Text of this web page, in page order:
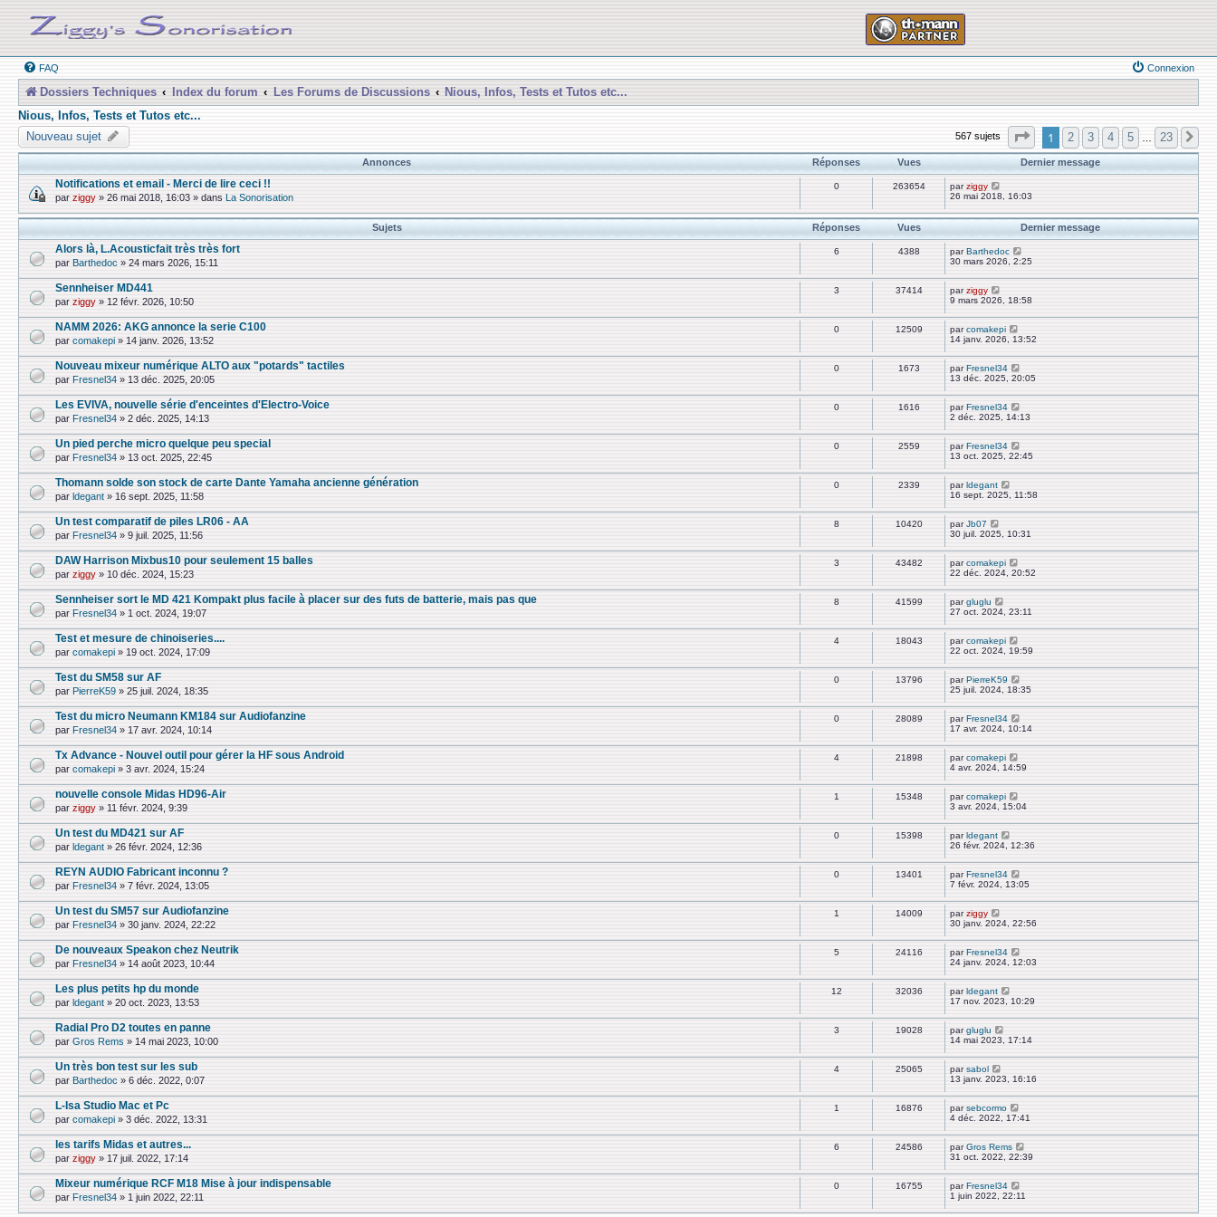
FAQ Connexion
Dossiers Techniques Index du forum Les Forums de Discussions
Nious, Infos, Tests et Tutos etc...
Nious, Infos, Tests et Tutos etc...
Nouveau sujet
567 sujets Page sur23
1 2 3 4 5 23
Annonces Réponses Vues Dernier message
Notifications et email - Merci de lire ceci !!
par ziggy » 26 mai 2018, 16:03 » dans La Sonorisation
0 263654 parziggy
26 mai 2018, 16:03
Sujets Réponses Vues Dernier message
Alors là, L.Acousticfait très très fort
par Barthedoc » 24 mars 2026, 15:11
6 4388 parBarthedoc
30 mars 2026, 2:25
Sennheiser MD441
par ziggy » 12 févr. 2026, 10:50
3 37414 parziggy
9 mars 2026, 18:58
NAMM 2026: AKG annonce la serie C100
par comakepi » 14 janv. 2026, 13:52
0 12509 parcomakepi
14 janv. 2026, 13:52
Nouveau mixeur numérique ALTO aux "potards" tactiles
par Fresnel34 » 13 déc. 2025, 20:05
0 1673 parFresnel34
13 déc. 2025, 20:05
Les EVIVA, nouvelle série d'enceintes d'Electro-Voice
par Fresnel34 » 2 déc. 2025, 14:13
0 1616 parFresnel34
2 déc. 2025, 14:13
Un pied perche micro quelque peu special
par Fresnel34 » 13 oct. 2025, 22:45
0 2559 parFresnel34
13 oct. 2025, 22:45
Thomann solde son stock de carte Dante Yamaha ancienne génération
par ldegant » 16 sept. 2025, 11:58
0 2339 parldegant
16 sept. 2025, 11:58
Un test comparatif de piles LR06 - AA
par Fresnel34 » 9 juil. 2025, 11:56
8 10420 parJb07
30 juil. 2025, 10:31
DAW Harrison Mixbus10 pour seulement 15 balles
par ziggy » 10 déc. 2024, 15:23
3 43482 parcomakepi
22 déc. 2024, 20:52
Sennheiser sort le MD 421 Kompakt plus facile à placer sur des futs de batterie, mais pas que
par Fresnel34 » 1 oct. 2024, 19:07
8 41599 pargluglu
27 oct. 2024, 23:11
Test et mesure de chinoiseries....
par comakepi » 19 oct. 2024, 17:09
4 18043 parcomakepi
22 oct. 2024, 19:59
Test du SM58 sur AF
par PierreK59 » 25 juil. 2024, 18:35
0 13796 parPierreK59
25 juil. 2024, 18:35
Test du micro Neumann KM184 sur Audiofanzine
par Fresnel34 » 17 avr. 2024, 10:14
0 28089 parFresnel34
17 avr. 2024, 10:14
Tx Advance - Nouvel outil pour gérer la HF sous Android
par comakepi » 3 avr. 2024, 15:24
4 21898 parcomakepi
4 avr. 2024, 14:59
nouvelle console Midas HD96-Air
par ziggy » 11 févr. 2024, 9:39
1 15348 parcomakepi
3 avr. 2024, 15:04
Un test du MD421 sur AF
par ldegant » 26 févr. 2024, 12:36
0 15398 parldegant
26 févr. 2024, 12:36
REYN AUDIO Fabricant inconnu ?
par Fresnel34 » 7 févr. 2024, 13:05
0 13401 parFresnel34
7 févr. 2024, 13:05
Un test du SM57 sur Audiofanzine
par Fresnel34 » 30 janv. 2024, 22:22
1 14009 parziggy
30 janv. 2024, 22:56
De nouveaux Speakon chez Neutrik
par Fresnel34 » 14 août 2023, 10:44
5 24116 parFresnel34
24 janv. 2024, 12:03
Les plus petits hp du monde
par ldegant » 20 oct. 2023, 13:53
12 32036 parldegant
17 nov. 2023, 10:29
Radial Pro D2 toutes en panne
par Gros Rems » 14 mai 2023, 10:00
3 19028 pargluglu
14 mai 2023, 17:14
Un très bon test sur les sub
par Barthedoc » 6 déc. 2022, 0:07
4 25065 parsabol
13 janv. 2023, 16:16
L-Isa Studio Mac et Pc
par comakepi » 3 déc. 2022, 13:31
1 16876 parsebcormo
4 déc. 2022, 17:41
les tarifs Midas et autres...
par ziggy » 17 juil. 2022, 17:14
6 24586 parGros Rems
31 oct. 2022, 22:39
Mixeur numérique RCF M18 Mise à jour indispensable
par Fresnel34 » 1 juin 2022, 22:11
0 16755 parFresnel34
1 juin 2022, 22:11